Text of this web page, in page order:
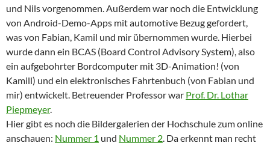
und Nils vorgenommen. Außerdem war noch die Entwicklung
von Android-Demo-Apps mit automotive Bezug gefordert,
was von Fabian, Kamil und mir übernommen wurde. Hierbei
wurde dann ein BCAS (Board Control Advisory System), also
ein aufgebohrter Bordcomputer mit 3D-Animation! (von
Kamill) und ein elektronisches Fahrtenbuch (von Fabian und
mir) entwickelt. Betreuender Professor war Prof. Dr. Lothar
Piepmeyer.
Hier gibt es noch die Bildergalerien der Hochschule zum online
anschauen: Nummer 1 und Nummer 2. Da erkennt man recht